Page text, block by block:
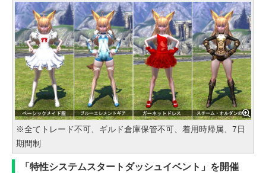
※全てトレード不可、ギルド倉庫保管不可、着用時帰属、7日
期間制
「特性システムスタートダッシュイベント」を開催